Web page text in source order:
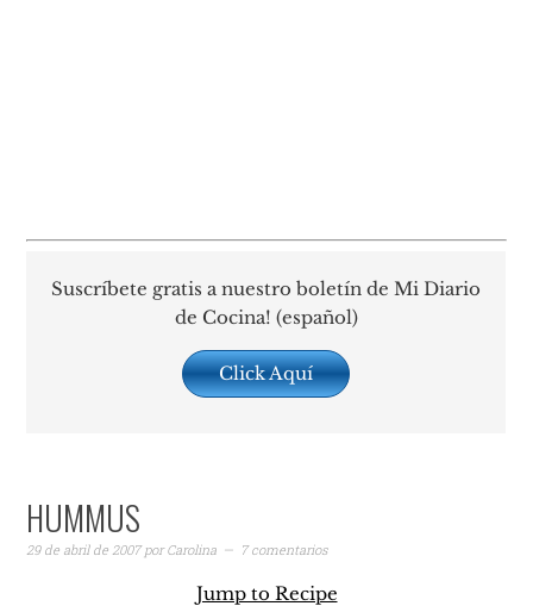
Suscríbete gratis a nuestro boletín de Mi Diario
de Cocina! (español)
Click Aquí
HUMMUS
29 de abril de 2007porCarolina 7 comentarios
Jump to Recipe